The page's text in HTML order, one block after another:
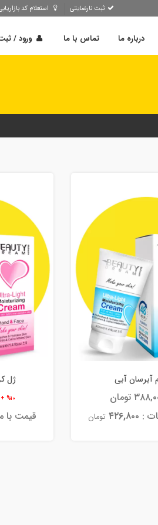
ثبت نارضایتی استعلام کد
درباره ما تماس با ما ورود /
آبرسان آبی
: ۴۲۶,۸۰۰ تومان
ژل
%۱۰ +
قیمت با